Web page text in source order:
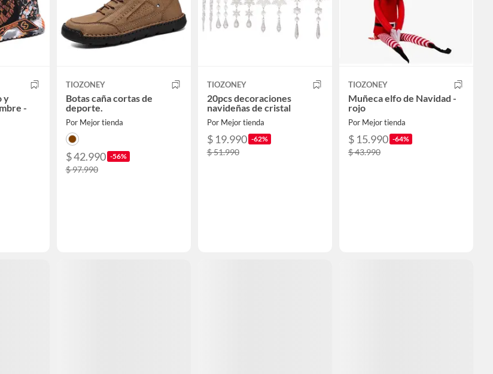
y
-
TIOZONEY
Botas caña cortas de
deporte.
Por Mejor tienda
$ 42.990 -56%
$ 97.990
TIOZONEY
20pcs decoraciones
navideñas de cristal
Por Mejor tienda
$ 19.990 -62%
$ 51.990
TIOZONEY
Muñeca elfo de Navidad -
rojo
Por Mejor tienda
$ 15.990 -64%
$ 43.990